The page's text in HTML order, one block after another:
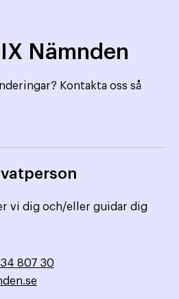
Nämnden
Kontakta oss så
vi dig och/eller guidar dig
807 30